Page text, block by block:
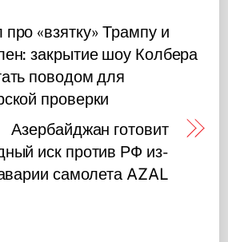
«взятку» Трампу и
закрытие шоу Колбера
поводом для
проверки
Азербайджан готовит
иск против РФ из-
самолета AZAL